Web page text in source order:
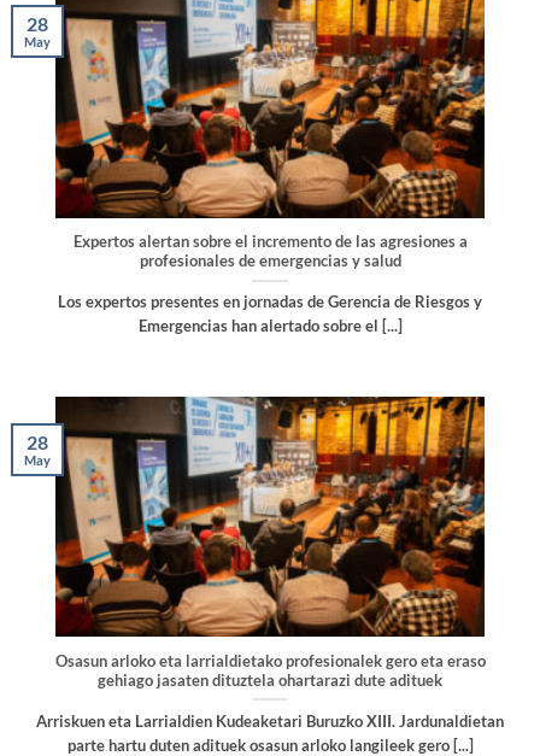
Expertos alertan sobre el incremento de las agresiones a
profesionales de emergencias y salud
Los expertos presentes en jornadas de Gerencia de Riesgos y
Emergencias han alertado sobre el [...]
28
May
Osasun arloko eta larrialdietako profesionalek gero eta eraso
gehiago jasaten dituztela ohartarazi dute adituek
Arriskuen eta Larrialdien Kudeaketari Buruzko XIII. Jardunaldietan
parte hartu duten adituek osasun arloko langileek gero [...]
28
May